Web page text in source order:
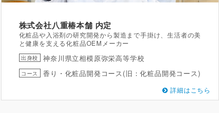
株式会社八重椿本舗 内定
化粧品や入浴剤の研究開発から製造まで手掛け、生活者の美
と健康を支える化粧品OEMメーカー
出身校 神奈川県立相模原弥栄高等学校
コース 香り・化粧品開発コース(旧：化粧品開発コース)
詳細はこちら